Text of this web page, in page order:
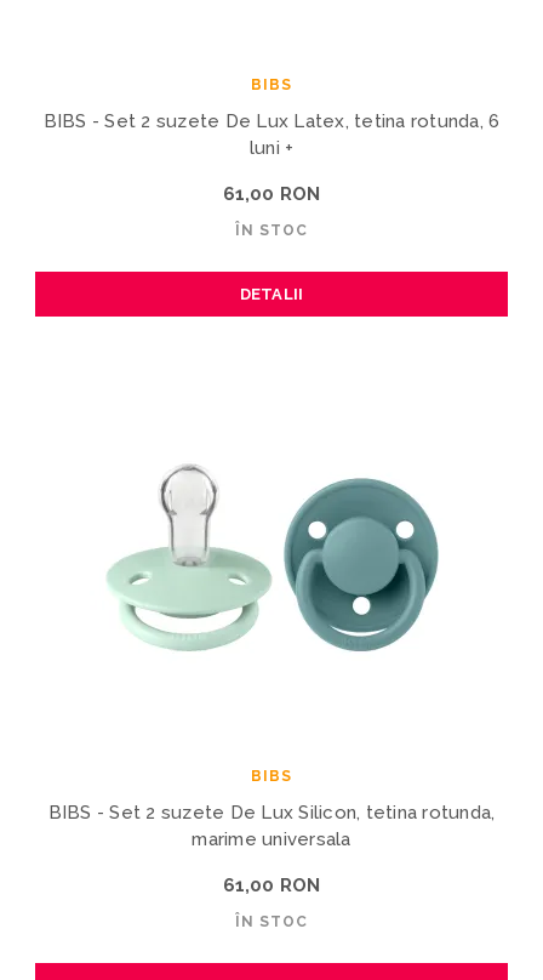
BIBS
BIBS - Set 2 suzete De Lux Latex, tetina rotunda, 6
luni +
61,00 RON
ÎN STOC
DETALII
BIBS
BIBS - Set 2 suzete De Lux Silicon, tetina rotunda,
marime universala
61,00 RON
ÎN STOC